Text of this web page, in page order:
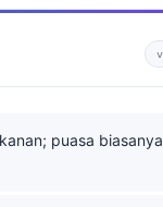
puasa